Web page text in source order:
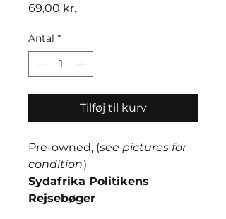
69,00 kr.Pris
Antal *
Tilføj til kurv
Pre-owned, (see pictures for
condition)
Sydafrika Politikens
Rejsebøger